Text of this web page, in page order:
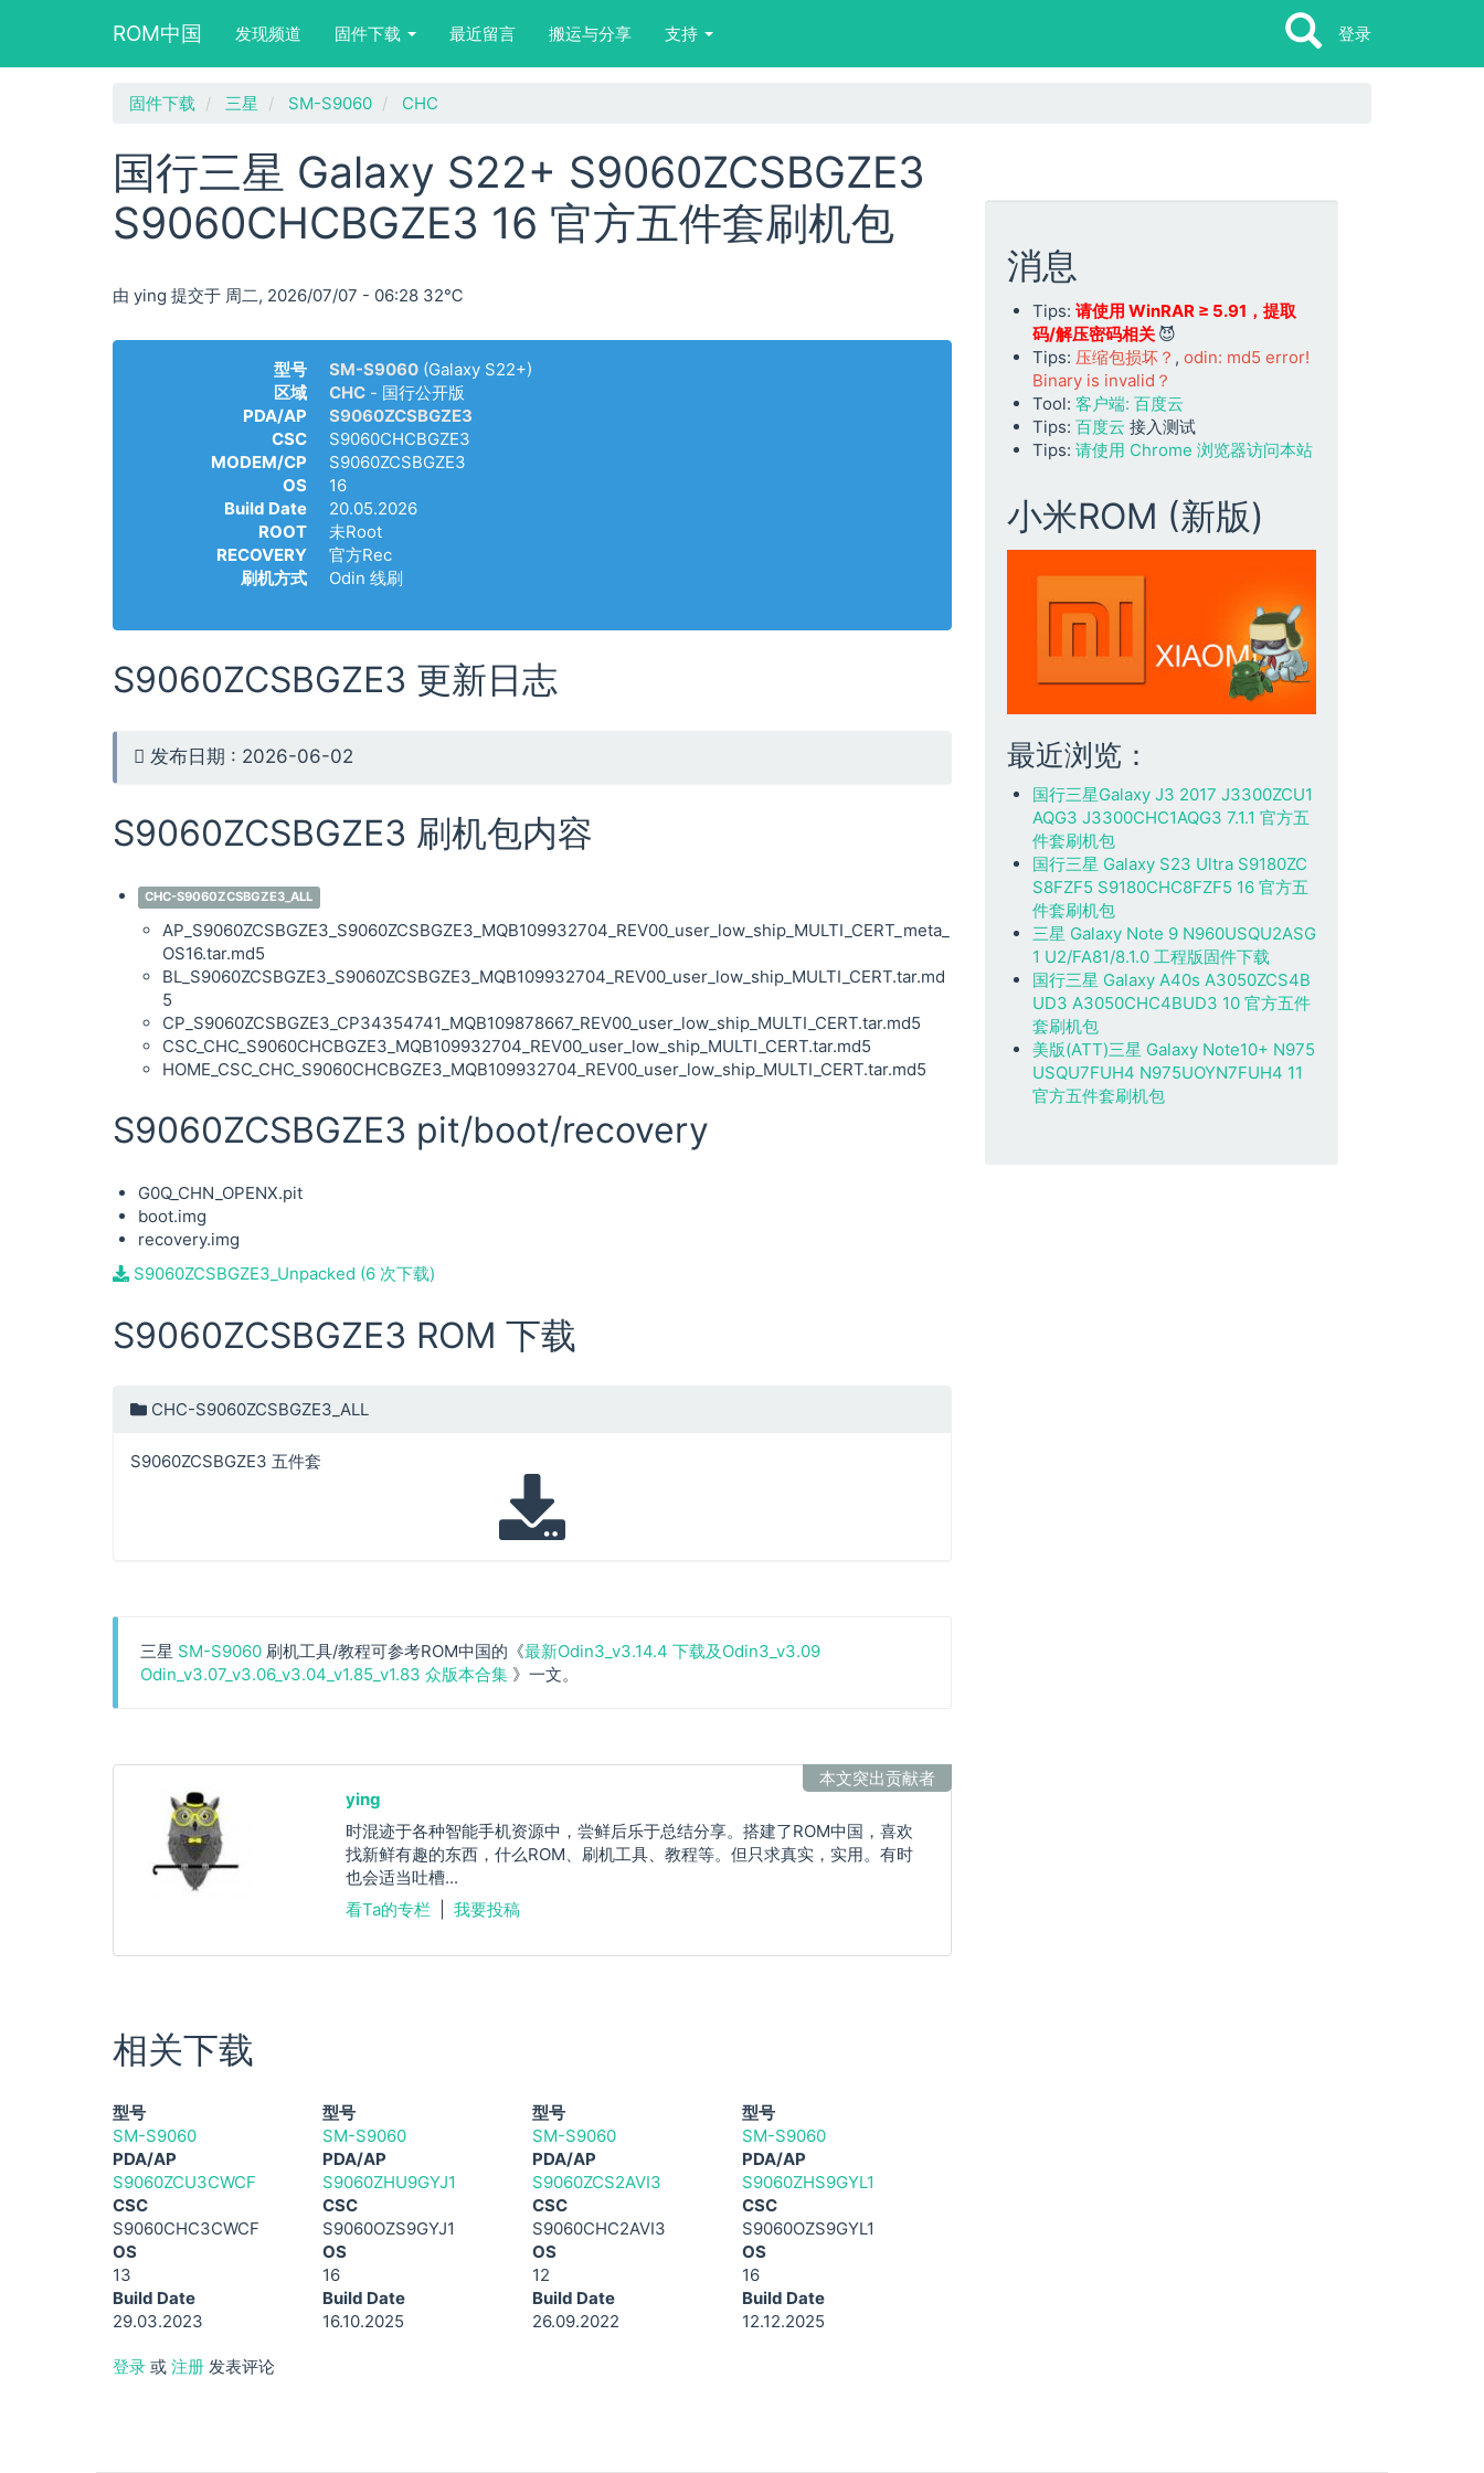
ROM中国
Main
navigation
发现频道 固件下载 最近留言 搬运与分享 支持
User
account
menu
登录
Search
form
block
Search
Search
固件下载 三星 SM-S9060 CHC
国行三星 Galaxy S22+ S9060ZCSBGZE3
S9060CHCBGZE3 16 官方五件套刷机包
由 ying 提交于 周二, 2026/07/07 - 06:28 32℃
型号 SM-S9060 (Galaxy S22+)
区域
CHC - 国行公开版
PDA/AP
S9060ZCSBGZE3
CSC
S9060CHCBGZE3
MODEM/CP
S9060ZCSBGZE3
OS
16
Build Date
20.05.2026
ROOT
未Root
RECOVERY
官方Rec
刷机方式
Odin 线刷
S9060ZCSBGZE3 更新日志
发布日期 : 2026-06-02
S9060ZCSBGZE3 刷机包内容
CHC-S9060ZCSBGZE3_ALL
AP_S9060ZCSBGZE3_S9060ZCSBGZE3_MQB109932704_REV00_user_low_ship_MULTI_CERT_meta_
OS16.tar.md5
BL_S9060ZCSBGZE3_S9060ZCSBGZE3_MQB109932704_REV00_user_low_ship_MULTI_CERT.tar.md
5
CP_S9060ZCSBGZE3_CP34354741_MQB109878667_REV00_user_low_ship_MULTI_CERT.tar.md5
CSC_CHC_S9060CHCBGZE3_MQB109932704_REV00_user_low_ship_MULTI_CERT.tar.md5
HOME_CSC_CHC_S9060CHCBGZE3_MQB109932704_REV00_user_low_ship_MULTI_CERT.tar.md5
S9060ZCSBGZE3 pit/boot/recovery
G0Q_CHN_OPENX.pit
boot.img
recovery.img
S9060ZCSBGZE3_Unpacked (6 次下载)
S9060ZCSBGZE3 ROM 下载
CHC-S9060ZCSBGZE3_ALL
S9060ZCSBGZE3 五件套
三星 SM-S9060 刷机工具/教程可参考ROM中国的《最新Odin3_v3.14.4 下载及Odin3_v3.09
Odin_v3.07_v3.06_v3.04_v1.85_v1.83 众版本合集 》一文。
本文突出贡献者
ying
时混迹于各种智能手机资源中，尝鲜后乐于总结分享。搭建了ROM中国，喜欢
找新鲜有趣的东西，什么ROM、刷机工具、教程等。但只求真实，实用。有时
也会适当吐槽...
看Ta的专栏| 我要投稿
相关下载
型号
SM-S9060
PDA/AP
S9060ZCU3CWCF
CSC
S9060CHC3CWCF
OS
13
Build Date
29.03.2023
型号
SM-S9060
PDA/AP
S9060ZHU9GYJ1
CSC
S9060OZS9GYJ1
OS
16
Build Date
16.10.2025
型号
SM-S9060
PDA/AP
S9060ZCS2AVI3
CSC
S9060CHC2AVI3
OS
12
Build Date
26.09.2022
型号
SM-S9060
PDA/AP
S9060ZHS9GYL1
CSC
S9060OZS9GYL1
OS
16
Build Date
12.12.2025
登录 或 注册 发表评论
消息
Tips: 请使用 WinRAR ≥ 5.91，提取
码/解压密码相关 😈
Tips: 压缩包损坏？ , odin: md5 error!
Binary is invalid？
Tool: 客户端: 百度云
Tips: 百度云 接入测试
Tips: 请使用 Chrome 浏览器访问本站
小米ROM (新版)
最近浏览：
国行三星Galaxy J3 2017 J3300ZCU1
AQG3 J3300CHC1AQG3 7.1.1 官方五
件套刷机包
国行三星 Galaxy S23 Ultra S9180ZC
S8FZF5 S9180CHC8FZF5 16 官方五
件套刷机包
三星 Galaxy Note 9 N960USQU2ASG
1 U2/FA81/8.1.0 工程版固件下载
国行三星 Galaxy A40s A3050ZCS4B
UD3 A3050CHC4BUD3 10 官方五件
套刷机包
美版(ATT)三星 Galaxy Note10+ N975
USQU7FUH4 N975UOYN7FUH4 11
官方五件套刷机包